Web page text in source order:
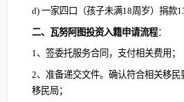
d) 一家四口（孩子未满18周岁）捐款
二、瓦努阿图投资入籍申请流程：
1、签委托服务合同，支付相关费用；
2、准备递交文件。确认符合相关移
移民局；